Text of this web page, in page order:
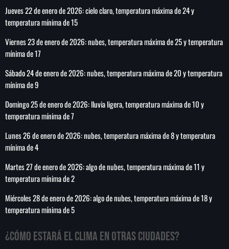
NOTAS
Senado allana el nombramiento de Todd
Blanche como fiscal general de EE.UU.
Jueves 22 de enero de 2026: cielo claro, temperatura máxima de 24 y
temperatura mínima de 15
Viernes 23 de enero de 2026: nubes, temperatura máxima de 25 y temperatura
mínima de 17
Sábado 24 de enero de 2026: nubes, temperatura máxima de 20 y temperatura
mínima de 9
Domingo 25 de enero de 2026: lluvia ligera, temperatura máxima de 10 y
temperatura mínima de 7
Lunes 26 de enero de 2026: nubes, temperatura máxima de 8 y temperatura
mínima de 4
Martes 27 de enero de 2026: algo de nubes, temperatura máxima de 11 y
temperatura mínima de 2
Miércoles 28 de enero de 2026: algo de nubes, temperatura máxima de 18 y
temperatura mínima de 5
¿Cómo estará el clima en otras ciudades?